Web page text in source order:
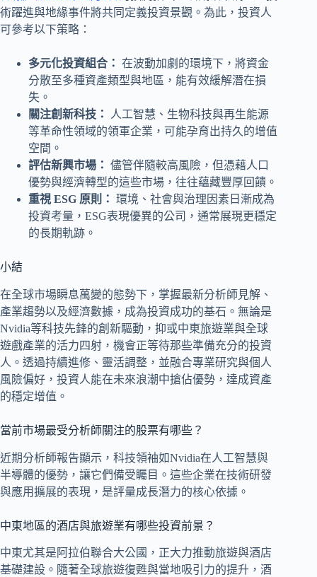
術躍進與地緣事件將共同定義投資景觀。為此，投資人
可參考以下策略：
多元化投資組合： 在波動加劇的環境下，將資金
分散至多種資產類型與地區，能有效緩解潛在損
失。
關注創新科技：
人工智慧、生物科技與再生能源
等革命性領域的領軍企業，可能孕育出持久的增值
空間。
評估新興市場： 儘管伴隨較高風險，但憑藉人口
優勢與經濟轉型的這些市場，往往蘊藏豐厚回饋。
重視 ESG 原則： 環境、社會與治理因素日漸成為
投資考量，ESG表現優異的公司，通常展現更穩定
的長期軌跡。
小結
在全球市場瞬息萬變的態勢下，掌握最新分析師見解、
產業趨勢以及經濟數據，成為投資成功的基石。無論是
Nvidia等科技先鋒的創新驅動，抑或中東旅遊業與全球
遊戲產業的活力四射，機會正等待那些準備充分的投資
人。透過持續進修、靈活調整，並融合專業研究與個人
風險偏好，投資人能在未來浪潮中搶佔優勢，達成資產
的穩定增值。
當前市場最受分析師關注的股票有哪些？
近期分析師報告顯示，科技領袖如Nvidia在人工智慧與
半導體的優勢，讓它們備受矚目。這些企業在技術研發
與應用擴展的表現，是評量成長潛力的核心依據。
中東地區的酒店與旅遊業有哪些投資前景？
中東尤其是阿拉伯聯合大公國，正大力推動旅遊與酒店
基礎建設。隨著全球旅遊復甦與當地吸引力的提升，酒